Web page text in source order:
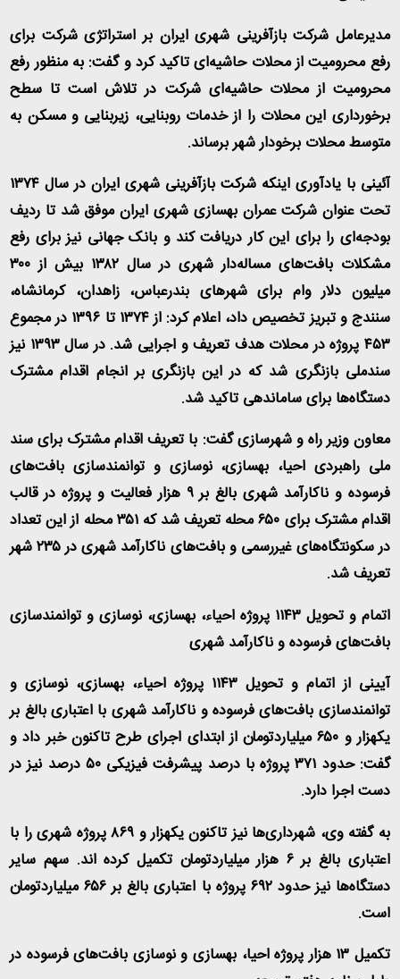
مدیرعامل شرکت بازآفرینی شهری ایران بر استراتژی شرکت برای
رفع محرومیت از محلات حاشیه‌ای تاکید کرد و گفت: به منظور رفع
محرومیت از محلات حاشیه‌ای شرکت در تلاش است تا سطح
برخورداری این محلات را از خدمات روبنایی، زیربنایی و مسکن به
متوسط محلات برخودار شهر برساند.
آئینی با یادآوری اینکه شرکت بازآفرینی شهری ایران در سال ۱۳۷۴
تحت عنوان شرکت عمران بهسازی شهری ایران موفق شد تا ردیف
بودجه‌ای را برای این کار دریافت کند و بانک جهانی نیز برای رفع
مشکلات بافت‌های مساله‌دار شهری در سال ۱۳۸۲ بیش از ۳۰۰
میلیون دلار وام برای شهرهای بندرعباس، زاهدان، کرمانشاه،
سنندج و تبریز تخصیص داد، اعلام کرد: از ۱۳۷۴ تا ۱۳۹۶ در مجموع
۴۵۳ پروژه در محلات هدف تعریف و اجرایی شد. در سال ۱۳۹۳ نیز
سندملی بازنگری شد که در این بازنگری بر انجام اقدام مشترک
دستگاه‌ها برای ساماندهی تاکید شد.
معاون وزیر راه و شهرسازی گفت: با تعریف اقدام مشترک برای سند
ملی راهبردی احیا، بهسازی، نوسازی و توانمندسازی بافت‌های
فرسوده و ناکارآمد شهری بالغ بر ۹ هزار فعالیت و پروژه در قالب
اقدام مشترک برای ۶۵۰ محله تعریف شد که ۳۵۱ محله از این تعداد
در سکونتگاه‌های غیررسمی و بافت‌های ناکارآمد شهری در ۲۳۵ شهر
تعریف شد.
اتمام و تحویل ۱۱۴۳ پروژه احیاء، بهسازی، نوسازی و توانمندسازی
بافت‌های فرسوده و ناکارآمد شهری
آیینی از اتمام و تحویل ۱۱۴۳ پروژه احیاء، بهسازی، نوسازی و
توانمندسازی بافت‌های فرسوده و ناکارآمد شهری با اعتباری بالغ بر
یکهزار و ۶۵۰ میلیاردتومان از ابتدای اجرای طرح تاکنون خبر داد و
گفت: حدود ۳۷۱ پروژه با درصد پیشرفت فیزیکی ۵۰ درصد نیز در
دست اجرا دارد.
به گفته وی، شهرداری‌ها نیز تاکنون یکهزار و ۸۶۹ پروژه شهری را با
اعتباری بالغ بر ۶ هزار میلیاردتومان تکمیل کرده اند. سهم سایر
دستگاه‌ها نیز حدود ۶۹۲ پروژه با اعتباری بالغ بر ۶۵۶ میلیاردتومان
است.
تکمیل ۱۳ هزار پروژه احیا، بهسازی و نوسازی بافت‌های فرسوده در